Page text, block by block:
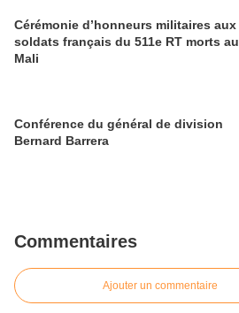
Cérémonie d’honneurs militaires aux
soldats français du 511e RT morts au
Mali
Conférence du général de division
Bernard Barrera
Commentaires
Ajouter un commentaire